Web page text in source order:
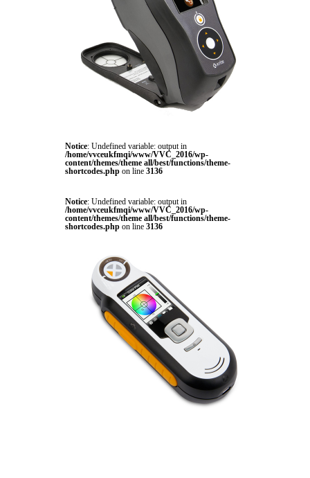
Notice: Undefined variable: output in
/home/vvceukfmqi/www/VVC_2016/wp-
content/themes/theme all/best/functions/theme-
shortcodes.php on line 3136
Notice: Undefined variable: output in
/home/vvceukfmqi/www/VVC_2016/wp-
content/themes/theme all/best/functions/theme-
shortcodes.php on line 3136